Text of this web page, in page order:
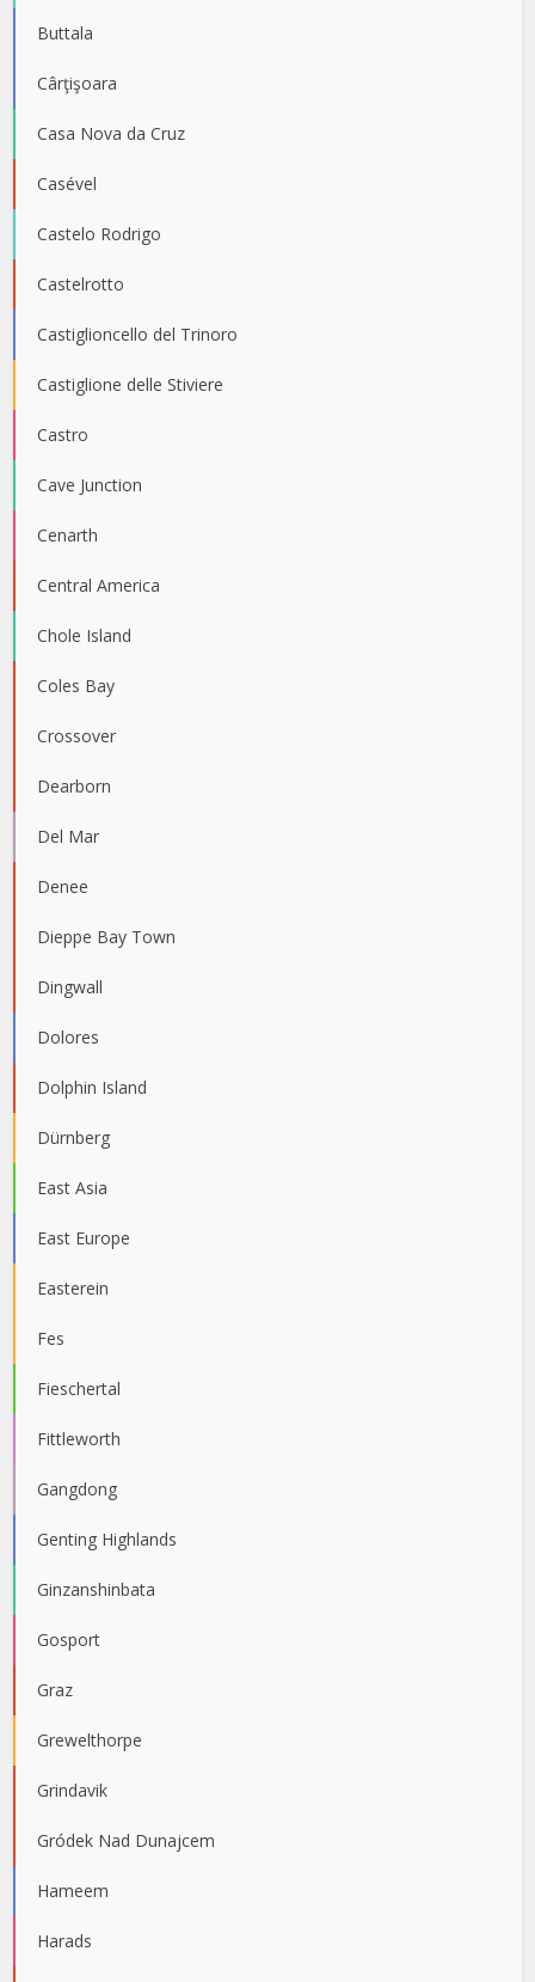
Buttala
Cârţişoara
Casa Nova da Cruz
Casével
Castelo Rodrigo
Castelrotto
Castiglioncello del Trinoro
Castiglione delle Stiviere
Castro
Cave Junction
Cenarth
Central America
Chole Island
Coles Bay
Crossover
Dearborn
Del Mar
Denee
Dieppe Bay Town
Dingwall
Dolores
Dolphin Island
Dürnberg
East Asia
East Europe
Easterein
Fes
Fieschertal
Fittleworth
Gangdong
Genting Highlands
Ginzanshinbata
Gosport
Graz
Grewelthorpe
Grindavik
Gródek Nad Dunajcem
Hameem
Harads